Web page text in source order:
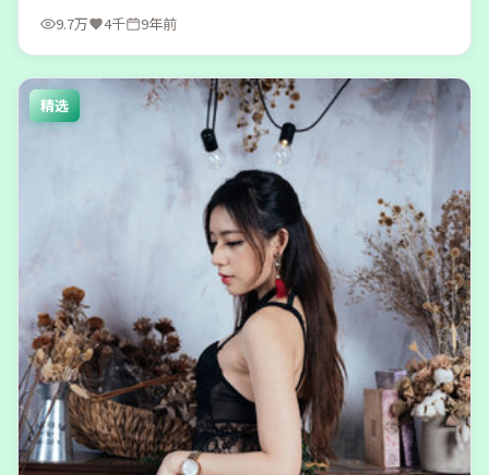
9.7万 4千 9年前
精选